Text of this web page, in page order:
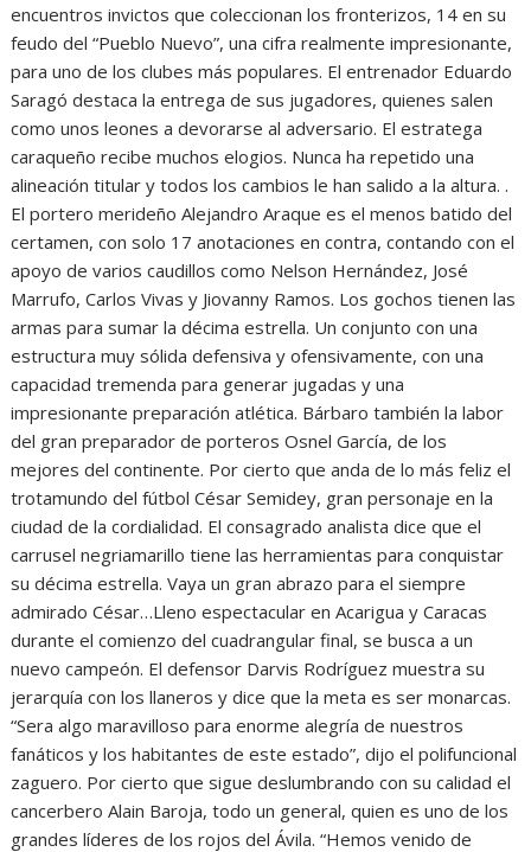
encuentros invictos que coleccionan los fronterizos, 14 en su
feudo del “Pueblo Nuevo”, una cifra realmente impresionante,
para uno de los clubes más populares. El entrenador Eduardo
Saragó destaca la entrega de sus jugadores, quienes salen
como unos leones a devorarse al adversario. El estratega
caraqueño recibe muchos elogios. Nunca ha repetido una
alineación titular y todos los cambios le han salido a la altura. .
El portero merideño Alejandro Araque es el menos batido del
certamen, con solo 17 anotaciones en contra, contando con el
apoyo de varios caudillos como Nelson Hernández, José
Marrufo, Carlos Vivas y Jiovanny Ramos. Los gochos tienen las
armas para sumar la décima estrella. Un conjunto con una
estructura muy sólida defensiva y ofensivamente, con una
capacidad tremenda para generar jugadas y una
impresionante preparación atlética. Bárbaro también la labor
del gran preparador de porteros Osnel García, de los
mejores del continente. Por cierto que anda de lo más feliz el
trotamundo del fútbol César Semidey, gran personaje en la
ciudad de la cordialidad. El consagrado analista dice que el
carrusel negriamarillo tiene las herramientas para conquistar
su décima estrella. Vaya un gran abrazo para el siempre
admirado César…Lleno espectacular en Acarigua y Caracas
durante el comienzo del cuadrangular final, se busca a un
nuevo campeón. El defensor Darvis Rodríguez muestra su
jerarquía con los llaneros y dice que la meta es ser monarcas.
“Sera algo maravilloso para enorme alegría de nuestros
fanáticos y los habitantes de este estado”, dijo el polifuncional
zaguero. Por cierto que sigue deslumbrando con su calidad el
cancerbero Alain Baroja, todo un general, quien es uno de los
grandes líderes de los rojos del Ávila. “Hemos venido de